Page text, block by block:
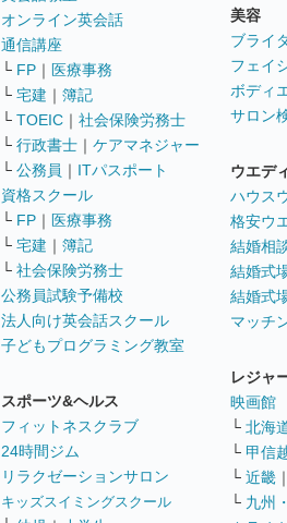
オンライン英会話
通信講座
└ FP ｜ 医療事務
└ 宅建 ｜ 簿記
└ TOEIC ｜ 社会保険労務士
└ 行政書士 ｜ ケアマネジャー
└ 公務員 ｜ ITパスポート
資格スクール
└ FP ｜ 医療事務
└ 宅建 ｜ 簿記
└ 社会保険労務士
公務員試験予備校
法人向け英会話スクール
子どもプログラミング教室
スポーツ&ヘルス
フィットネスクラブ
24時間ジム
リラクゼーションサロン
キッズスイミングスクール
美容
ブライ
フェイ
ボディ
サロン
ウエデ
ハウス
格安ウ
結婚相
結婚式
結婚式
マッチ
レジャ
映画館
└ 北海
└ 甲信
└ 近畿 ｜
└ 九州